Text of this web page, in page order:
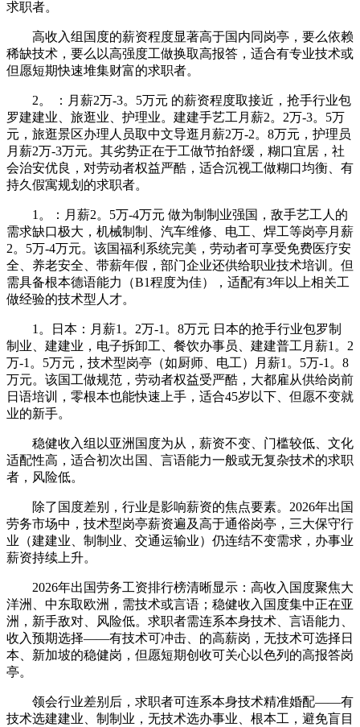
求职者。
高收入组国度的薪资程度显著高于国内同岗亭，要么依赖
稀缺技术，要么以高强度工做换取高报答，适合有专业技术或
但愿短期快速堆集财富的求职者。
2。 ：月薪2万-3。5万元 的薪资程度取接近，抢手行业包
罗建建业、旅逛业、护理业。建建手艺工月薪2。2万-3。5万
元，旅逛景区办理人员取中文导逛月薪2万-2。8万元，护理员
月薪2万-3万元。其劣势正在于工做节拍舒缓，糊口宜居，社
会治安优良，对劳动者权益严酷，适合沉视工做糊口均衡、有
持久假寓规划的求职者。
1。：月薪2。5万-4万元 做为制制业强国，敌手艺工人的
需求缺口极大，机械制制、汽车维修、电工、焊工等岗亭月薪
2。5万-4万元。该国福利系统完美，劳动者可享受免费医疗安
全、养老安全、带薪年假，部门企业还供给职业技术培训。但
需具备根本德语能力（B1程度为佳），适配有3年以上相关工
做经验的技术型人才。
1。日本：月薪1。2万-1。8万元 日本的抢手行业包罗制
制业、建建业，电子拆卸工、餐饮办事员、建建普工月薪1。2
万-1。5万元，技术型岗亭（如厨师、电工）月薪1。5万-1。8
万元。该国工做规范，劳动者权益受严酷，大都雇从供给岗前
日语培训，零根本也能快速上手，适合45岁以下、但愿不变就
业的新手。
稳健收入组以亚洲国度为从，薪资不变、门槛较低、文化
适配性高，适合初次出国、言语能力一般或无复杂技术的求职
者，风险低。
除了国度差别，行业是影响薪资的焦点要素。2026年出国
劳务市场中，技术型岗亭薪资遍及高于通俗岗亭，三大保守行
业（建建业、制制业、交通运输业）仍连结不变需求，办事业
薪资持续上升。
2026年出国劳务工资排行榜清晰显示：高收入国度聚焦大
洋洲、中东取欧洲，需技术或言语；稳健收入国度集中正在亚
洲，新手敌对、风险低。求职者需连系本身技术、言语能力、
收入预期选择——有技术可冲击、的高薪岗，无技术可选择日
本、新加坡的稳健岗，但愿短期创收可关心以色列的高报答岗
亭。
领会行业差别后，求职者可连系本身技术精准婚配——有
技术选建建业、制制业，无技术选办事业、根本工，避免盲目